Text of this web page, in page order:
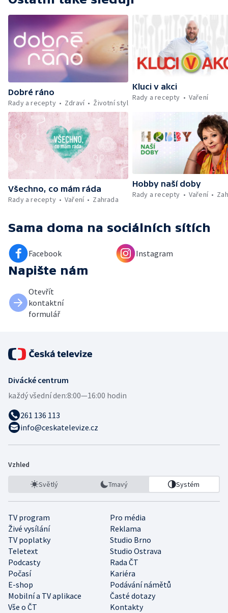
Dobré ráno
Rady a recepty
Zdraví Životní styl
Kluci v akci
Rady a recepty
Vaření
Všechno, co mám ráda
Rady a recepty
Vaření Zahrada
Hobby naší doby
Rady a recepty
Vaření
Sama doma na sociálních sítích
Facebook Instagram
Napište nám
Otevřít
kontaktní
formulář
Divácké centrum
každý všední den:8:00—16:00 hodin
261 136 113
info@ceskatelevize.cz
Vzhled
Světlý Tmavý Systém
TV program
Pro média
Živé vysílání
Reklama
TV poplatky
Studio Brno
Teletext
Studio Ostrava
Podcasty
Rada ČT
Počasí
Kariéra
E-shop
Podávání námětů
Mobilní a TV aplikace
Časté dotazy
Vše o ČT
Kontakty